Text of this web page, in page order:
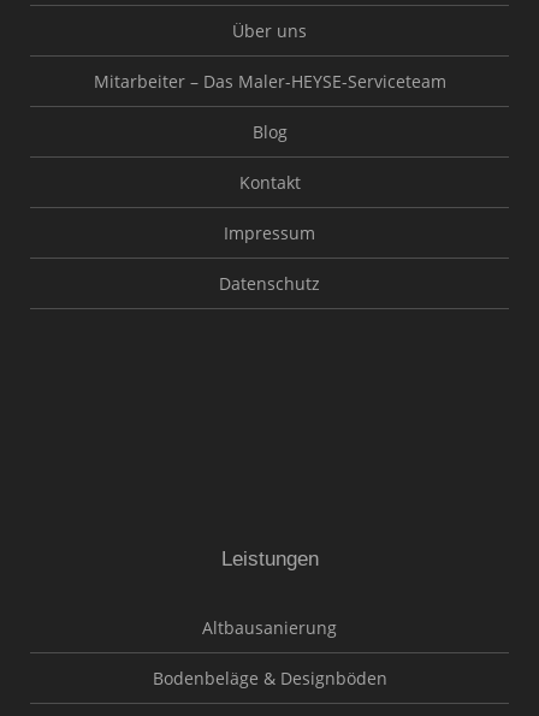
Über uns
Mitarbeiter – Das Maler-HEYSE-Serviceteam
Blog
Kontakt
Impressum
Datenschutz
Leistungen
Altbausanierung
Bodenbeläge & Designböden